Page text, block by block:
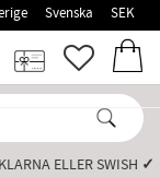
Svenska SEK
ELLER SWISH️ ✓